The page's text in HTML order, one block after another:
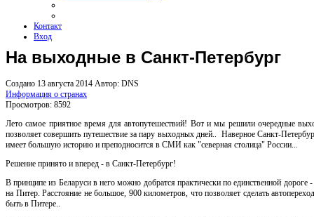
Контакт
Вход
На выходные в Санкт-Петербург
Создано 13 августа 2014 Автор: DNS
Информация о странах
Просмотров: 8592
Лето самое приятное время для автопутешествий! Вот и мы решили очередные
позволяет совершить путешествие за пару выходных дней.. Наверное Санкт-
имеет большую историю и преподносится в СМИ как "северная столица" России...
Решение принято и вперед - в Санкт-Петербург!
В принципе из Беларуси в него можно добратся практически по единственной
на Питер. Расстояние не большое, 900 километров, что позволяет сделать
быть в Питере..